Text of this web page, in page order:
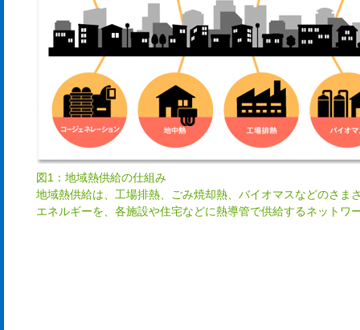
図1：地域熱供給の仕組み
地域熱供給は、工場排熱、ごみ焼却熱、バイオマスなどのさま
エネルギーを、各施設や住宅などに熱導管で供給するネットワ